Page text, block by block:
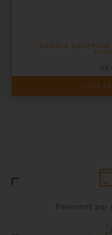
SANGLE
CHOIX
a
la
Paiement par